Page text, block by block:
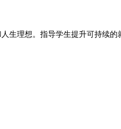
理想。指导学生提升可持续的